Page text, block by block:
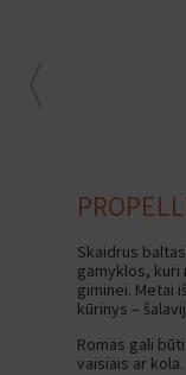
Skaidrus
gamyklos, kuri
giminei. Metai
kūrinys –
Romas gali
vaisiais ar kola.